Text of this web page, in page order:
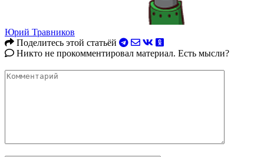
Юрий Травников
Поделитесь этой статьёй
Никто не прокомментировал материал. Есть мысли?